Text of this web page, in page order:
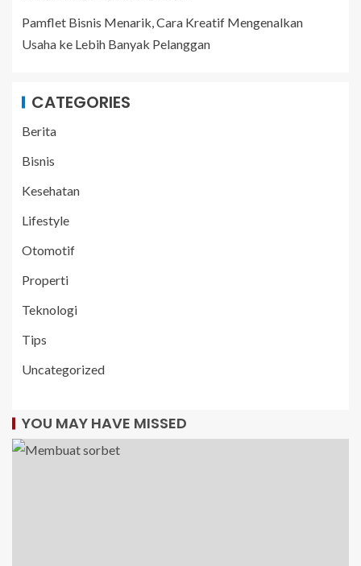
Pamflet Bisnis Menarik, Cara Kreatif Mengenalkan
Usaha ke Lebih Banyak Pelanggan
CATEGORIES
Berita
Bisnis
Kesehatan
Lifestyle
Otomotif
Properti
Teknologi
Tips
Uncategorized
YOU MAY HAVE MISSED